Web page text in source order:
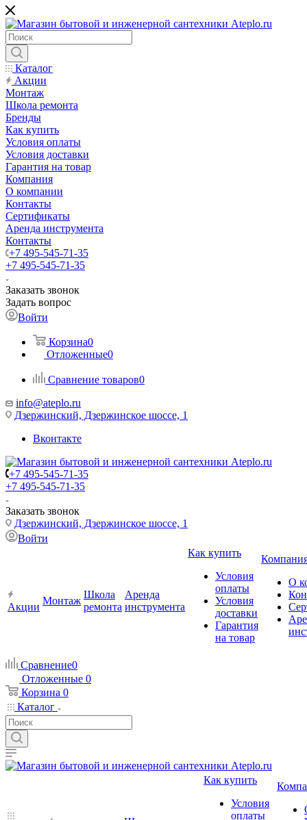
Каталог
Акции
Монтаж
Школа ремонта
Бренды
Как купить
Условия оплаты
Условия доставки
Гарантия на товар
Компания
О компании
Контакты
Сертификаты
Аренда инструмента
Контакты
+7 495-545-71-35
+7 495-545-71-35
Заказать звонок
Задать вопрос
Войти
Корзина0
Отложенные0
Сравнение товаров0
info@ateplo.ru
Дзержинский, Дзержинское шоссе, 1
Вконтакте
+7 495-545-71-35
+7 495-545-71-35
Заказать звонок
Дзержинский, Дзержинское шоссе, 1
Войти
Акции
Монтаж
Школа
ремонта
Аренда
инструмента
Как купить
Условия
оплаты
Условия
доставки
Гарантия
на товар
О
Сравнение0
Отложенные 0
Корзина 0
Каталог
Как купить
Условия
оплаты